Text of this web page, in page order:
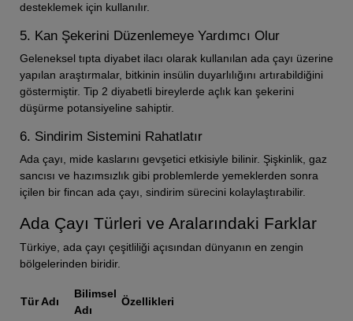
desteklemek için kullanılır.
5. Kan Şekerini Düzenlemeye Yardımcı Olur
Geleneksel tıpta diyabet ilacı olarak kullanılan ada çayı üzerine
yapılan araştırmalar, bitkinin insülin duyarlılığını artırabildiğini
göstermiştir. Tip 2 diyabetli bireylerde açlık kan şekerini
düşürme potansiyeline sahiptir.
6. Sindirim Sistemini Rahatlatır
Ada çayı, mide kaslarını gevşetici etkisiyle bilinir. Şişkinlik, gaz
sancısı ve hazımsızlık gibi problemlerde yemeklerden sonra
içilen bir fincan ada çayı, sindirim sürecini kolaylaştırabilir.
Ada Çayı Türleri ve Aralarındaki Farklar
Türkiye, ada çayı çeşitliliği açısından dünyanın en zengin
bölgelerinden biridir.
Tür Adı
Bilimsel
Adı
Özellikleri